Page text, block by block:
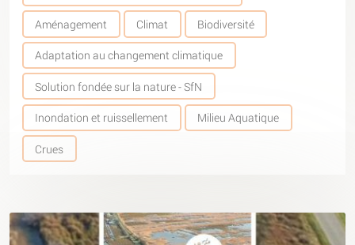
Aménagement Climat Biodiversité
Adaptation au changement climatique
Solution fondée sur la nature - SfN
Inondation et ruissellement Milieu Aquatique
Crues